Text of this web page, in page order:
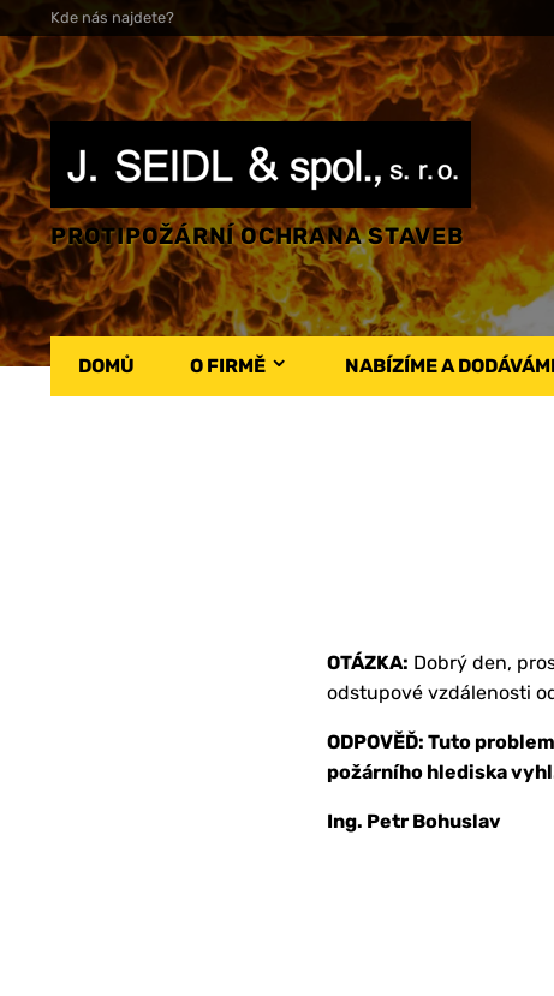
Kde nás najdete?
PROTIPOŽÁRNÍ OCHRANA STAVEB
DOMŮ O FIRMĚ NABÍZÍME A
OTÁZKA: Dobrý den,
odstupové vzdálenosti
ODPOVĚĎ: Tuto
požárního hlediska
Ing. Petr Bohuslav